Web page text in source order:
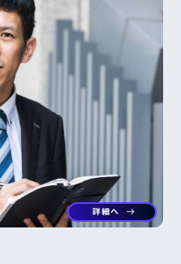
詳細へ arrow_right_alt